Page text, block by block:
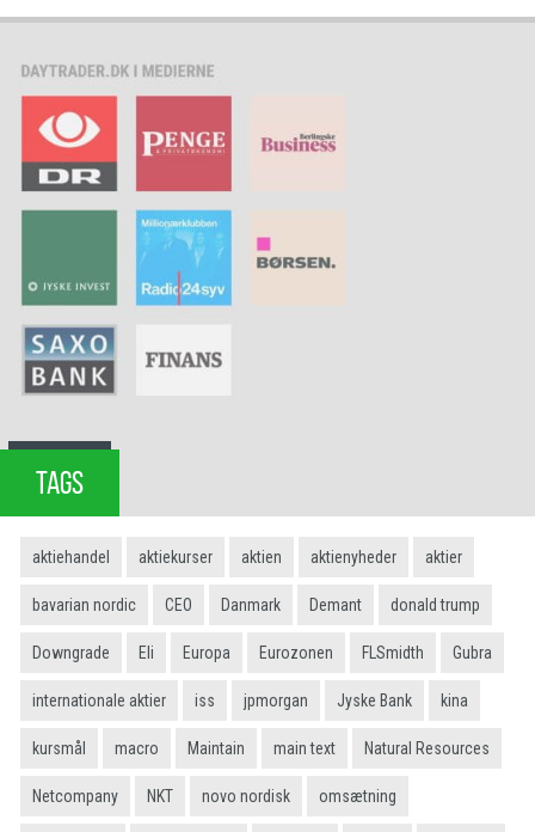
TAGS
aktiehandel aktiekurser aktien aktienyheder aktier
bavarian nordic CEO Danmark Demant donald trump
Downgrade Eli Europa Eurozonen FLSmidth Gubra
internationale aktier iss jpmorgan Jyske Bank kina
kursmål macro Maintain main text Natural Resources
Netcompany NKT novo nordisk omsætning